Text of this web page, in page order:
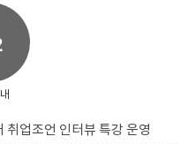
취업조언 인터뷰 특강 운영